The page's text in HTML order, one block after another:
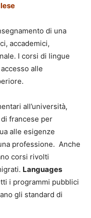
di una
accademici,
I corsi di lingue
alle
all’università,
francese per
alle esigenze
professione. Anche
corsi rivolti
Languages
i programmi pubblici
gli standard di